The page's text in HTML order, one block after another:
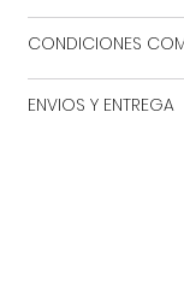
CONDICIONES
ENVIOS Y ENTREGA